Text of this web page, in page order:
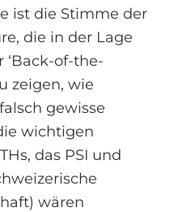
ist die Stimme der
die in der Lage
‘Back-of-the-
zeigen, wie
gewisse
wichtigen
das PSI und
wären